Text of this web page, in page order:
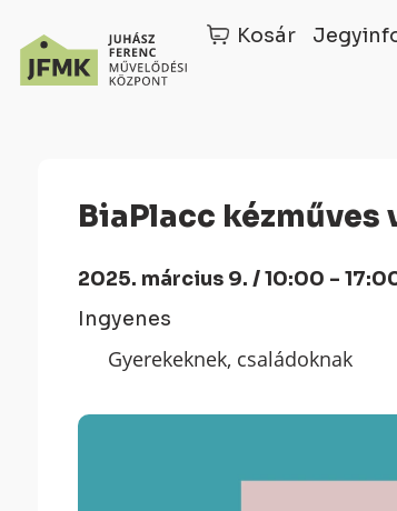
Kosár
BiaPlacc kézműves
2025. március 9. / 10:00 -
Ingyenes
Gyerekeknek, családoknak